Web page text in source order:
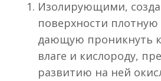
Изолирующими,
поверхности плотную
дающую проникнуть
влаге и кислороду,
развитию на ней